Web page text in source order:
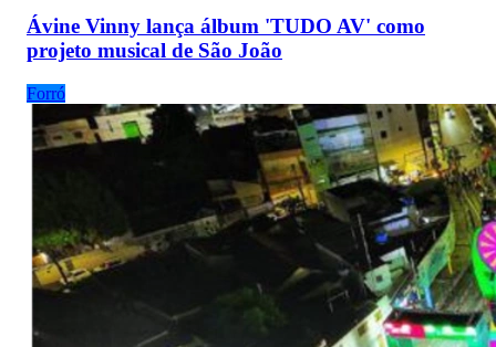
Ávine Vinny lança álbum 'TUDO AV' como
projeto musical de São João
Forró